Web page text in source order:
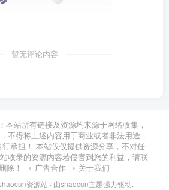
暂无评论内容
本站所有链接及资源均来源于网络收集，
不得将上述内容用于商业或者非法用途，
承担！ 本站仅仅提供资源分享，不对任
收录的资源内容若侵害到您的利益，请联
除！
广告合作 关于我们
资源站 · 由shaocun主题强力驱动.